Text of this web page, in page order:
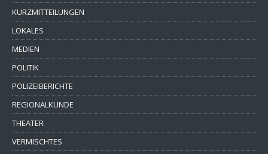
KURZMITTEILUNGEN
LOKALES
MEDIEN
POLITIK
POLIZEIBERICHTE
REGIONALKUNDE
THEATER
VERMISCHTES